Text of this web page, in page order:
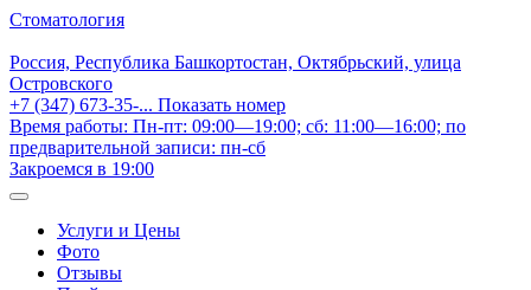
Стоматология
Россия, Республика Башкортостан, Октябрьский, улица
Островского
+7 (347) 673-35-... Показать номер
Время работы: Пн-пт: 09:00—19:00; сб: 11:00—16:00; по
предварительной записи: пн-сб
Закроемся в 19:00
Услуги и Цены
Фото
Отзывы